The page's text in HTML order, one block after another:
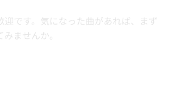
迎です。気になった曲があれば、まず
ませんか。